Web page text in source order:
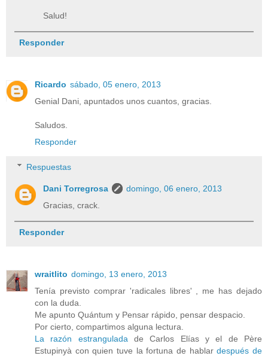
Salud!
Responder
Ricardo sábado, 05 enero, 2013
Genial Dani, apuntados unos cuantos, gracias.
Saludos.
Responder
Respuestas
Dani Torregrosa
domingo, 06 enero, 2013
Gracias, crack.
Responder
wraitlito domingo, 13 enero, 2013
Tenía previsto comprar 'radicales libres' , me has dejado
con la duda.
Me apunto Quántum y Pensar rápido, pensar despacio.
Por cierto, compartimos alguna lectura.
La razón estrangulada de Carlos Elías y el de Père
Estupinyà con quien tuve la fortuna de hablardespués de